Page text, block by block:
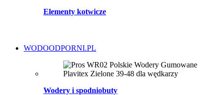
Elementy kotwicze
WODOODPORNI.PL
Wodery i spodniobuty